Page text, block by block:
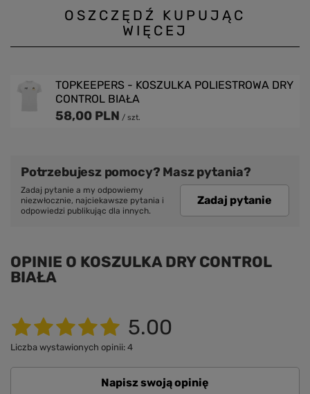
OSZCZĘDŹ KUPUJĄC
WIĘCEJ
TOPKEEPERS - KOSZULKA POLIESTROWA DRY
CONTROL BIAŁA
58,00 PLN / szt.
Potrzebujesz pomocy? Masz pytania?
Zadaj pytanie a my odpowiemy
niezwłocznie, najciekawsze pytania i
odpowiedzi publikując dla innych.
Zadaj pytanie
OPINIE O KOSZULKA DRY CONTROL
BIAŁA
5.00
Liczba wystawionych opinii: 4
Napisz swoją opinię